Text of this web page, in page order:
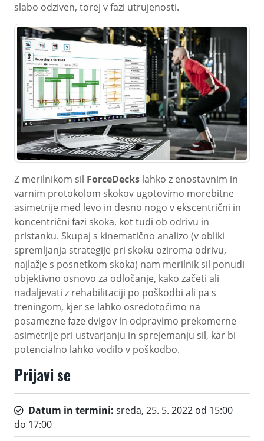
slabo odziven, torej v fazi utrujenosti.
Z merilnikom sil ForceDecks lahko z enostavnim in
varnim protokolom skokov ugotovimo morebitne
asimetrije med levo in desno nogo v ekscentrični in
koncentrični fazi skoka, kot tudi ob odrivu in
pristanku. Skupaj s kinematično analizo (v obliki
spremljanja strategije pri skoku oziroma odrivu,
najlažje s posnetkom skoka) nam merilnik sil ponudi
objektivno osnovo za odločanje, kako začeti ali
nadaljevati z rehabilitaciji po poškodbi ali pa s
treningom, kjer se lahko osredotočimo na
posamezne faze dvigov in odpravimo prekomerne
asimetrije pri ustvarjanju in sprejemanju sil, kar bi
potencialno lahko vodilo v poškodbo.
Prijavi se
Datum in termini: sreda, 25. 5. 2022 od 15:00
do 17:00